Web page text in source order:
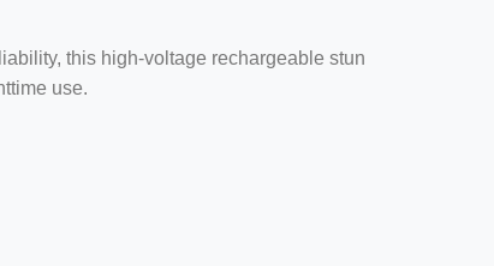
this high-voltage rechargeable stun
use.